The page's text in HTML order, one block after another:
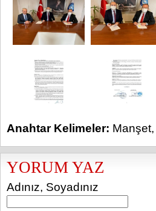
Anahtar Kelimeler: Manşet,
YORUM YAZ
Adınız, Soyadınız